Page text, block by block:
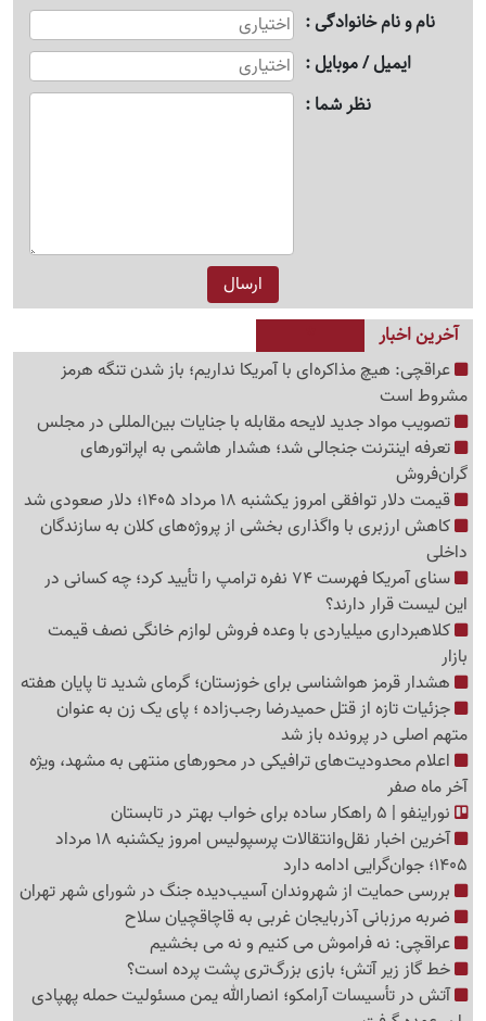
نام و نام خانوادگی
ایمیل / موبایل
نظر شما
آخرین اخبار
عراقچی: هیچ مذاکره‌ای با آمریکا نداریم؛ باز شدن تنگه هرمز
مشروط است
تصویب مواد جدید لایحه مقابله با جنایات بین‌المللی در مجلس
تعرفه اینترنت جنجالی شد؛ هشدار هاشمی به اپراتورهای
گرا‌ن‌فروش
قیمت دلار توافقی امروز یکشنبه 18 مرداد 1405؛ دلار صعودی شد
کاهش ارزبری با واگذاری بخشی از پروژه‌های کلان به سازندگان
داخلی
سنای آمریکا فهرست 74 نفره ترامپ را تأیید کرد؛ چه کسانی در
این لیست قرار دارند؟
کلاهبرداری میلیاردی با وعده فروش لوازم خانگی نصف قیمت
بازار
هشدار قرمز هواشناسی برای خوزستان؛ گرمای شدید تا پایان هفته
جزئیات تازه از قتل حمیدرضا رجب‌زاده ؛ پای یک زن به عنوان
متهم اصلی در پرونده باز شد
اعلام محدودیت‌های ترافیکی در محورهای منتهی به مشهد، ویژه
آخر ماه صفر
نوراینفو | 5 راهکار ساده برای خواب بهتر در تابستان
آخرین اخبار نقل‌وانتقالات پرسپولیس امروز یکشنبه 18 مرداد
1405؛ جوان‌گرایی ادامه دارد
بررسی حمایت از شهروندان آسیب‌دیده جنگ در شورای شهر تهران
ضربه مرزبانی آذربایجان غربی به قاچاقچیان سلاح
عراقچی: نه فراموش می کنیم و نه می بخشیم
خط گاز زیر آتش؛ بازی بزرگ‌تری پشت پرده است؟
آتش در تأسیسات آرامکو؛ انصارالله یمن مسئولیت حمله پهپادی